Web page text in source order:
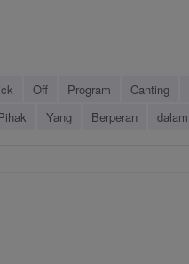
Off Program Canting
Yang Berperan dalam